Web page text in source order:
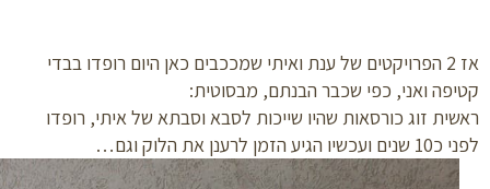
אז 2 הפרויקטים של ענת ואיתי שמככבים כאן היום רופדו בבדי
ואני, כפי שכבר הבנתם, מבסוטית:
זוג כורסאות שהיו שייכות לסבא וסבתא של איתי, רופדו
הזמן לרענן את הלוק וגם…